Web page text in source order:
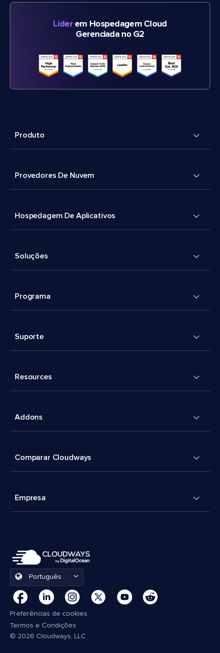
Líderem Hospedagem Cloud
Gerenciada no G2
Produto
Provedores De Nuvem
Hospedagem De Aplicativos
Soluções
Programa
Suporte
Resources
Addons
Comparar Cloudways
Empresa
Português
Preferências de cookies
Termos e Condições
© 2026 Cloudways, LLC